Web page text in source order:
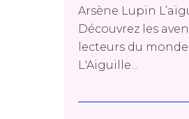
Arsène Lupin
Découvrez les
lecteurs du
L'Aiguille...